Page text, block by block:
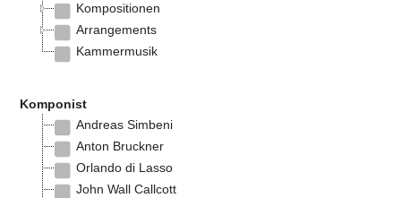
Kompositionen
Arrangements
Kammermusik
Komponist
Andreas Simbeni
Anton Bruckner
Orlando di Lasso
John Wall Callcott